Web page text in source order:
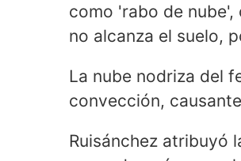
como 'rabo de
no alcanza el suelo,
La nube nodriza del
convección,
Ruisánchez atribuyó